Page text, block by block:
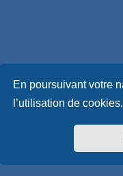
En poursuivant votre
l’utilisation de cookies.